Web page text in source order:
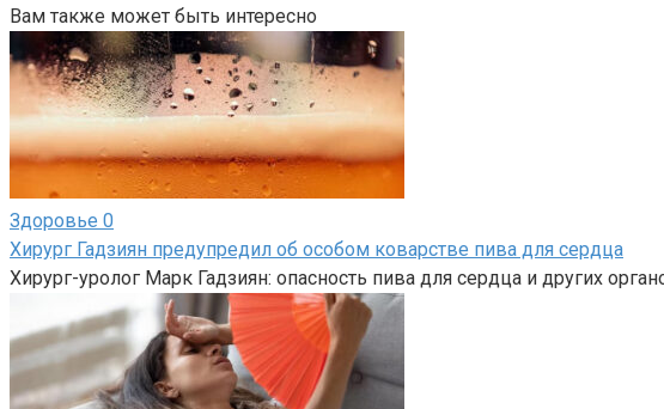
Вам также может быть интересно
Здоровье 0
Хирург Гадзиян предупредил об особом коварстве пива для сердца
Хирург-уролог Марк Гадзиян: опасность пива для сердца и других